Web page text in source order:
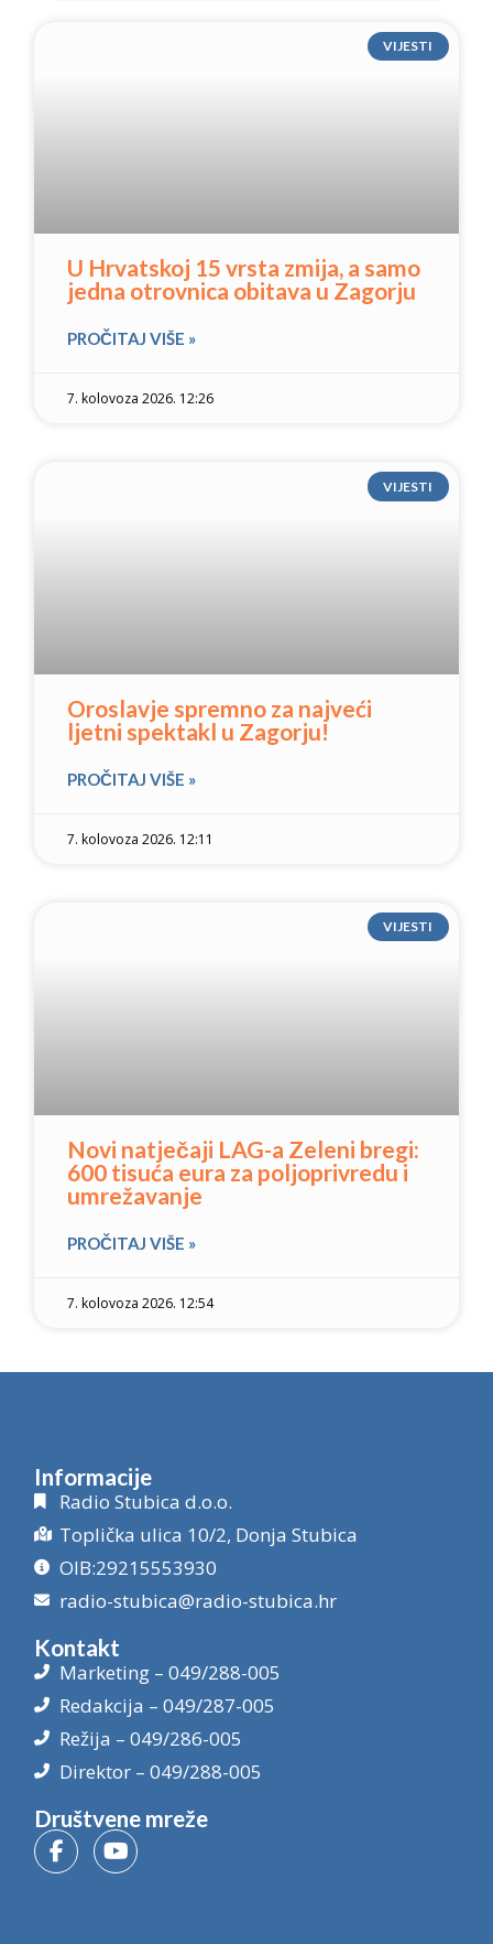
VIJESTI
U Hrvatskoj 15 vrsta zmija, a samo
jedna otrovnica obitava u Zagorju
PROČITAJ VIŠE »
7. kolovoza 2026. 12:26
VIJESTI
Oroslavje spremno za najveći
ljetni spektakl u Zagorju!
PROČITAJ VIŠE »
7. kolovoza 2026. 12:11
VIJESTI
Novi natječaji LAG-a Zeleni bregi:
600 tisuća eura za poljoprivredu i
umrežavanje
PROČITAJ VIŠE »
7. kolovoza 2026. 12:54
Informacije
Radio Stubica d.o.o.
Toplička ulica 10/2, Donja Stubica
OIB:29215553930
radio-stubica@radio-stubica.hr
Kontakt
Marketing – 049/288-005
Redakcija – 049/287-005
Režija – 049/286-005
Direktor – 049/288-005
Društvene mreže